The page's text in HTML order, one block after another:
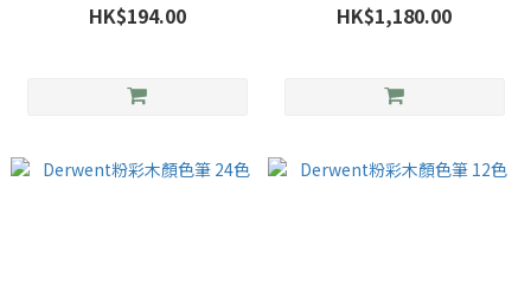
HK$194.00 HK$1,180.00